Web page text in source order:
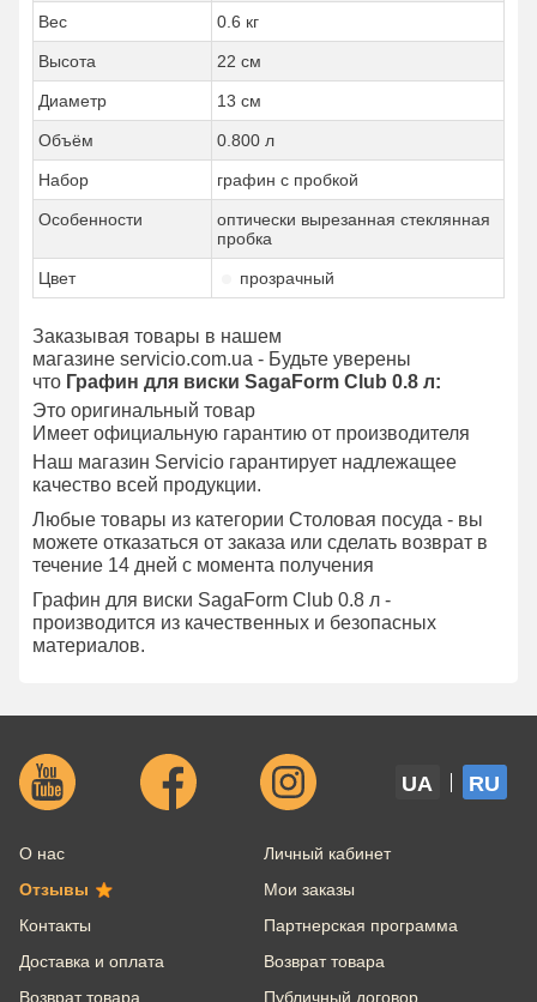
Вес 0.6 кг
Высота 22 см
Диаметр 13 см
Объём 0.800 л
Набор графин с пробкой
Особенности
оптически вырезанная стеклянная
пробка
Цвет прозрачный
Заказывая товары в нашем
магазине servicio.com.ua - Будьте уверены
что Графин для виски SagaForm Club 0.8 л:
Это оригинальный товар
Имеет официальную гарантию от производителя
Наш магазин Servicio гарантирует надлежащее
качество всей продукции.
Любые товары из категории Столовая посуда - вы
можете отказаться от заказа или сделать возврат в
течение 14 дней с момента получения
Графин для виски SagaForm Club 0.8 л -
производится из качественных и безопасных
материалов.
UA RU
О нас
Отзывы
Контакты
Доставка и оплата
Возврат товара
Личный кабинет
Мои заказы
Партнерская программа
Возврат товара
Публичный договор